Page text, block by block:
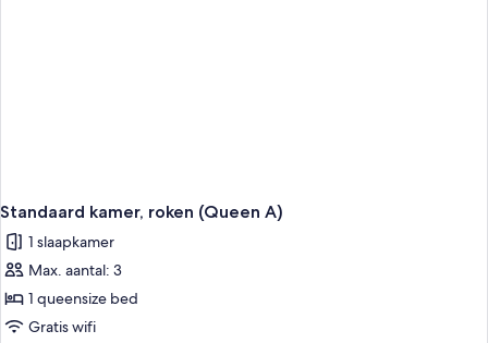
Standaard kamer, roken (Queen A)
1 slaapkamer
Max. aantal: 3
1 queensize bed
Gratis wifi